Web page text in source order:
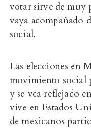
votar sirve de muy
vaya acompañado
social.
Las elecciones en
movimiento social
y se vea reflejado
vive en Estados
de mexicanos